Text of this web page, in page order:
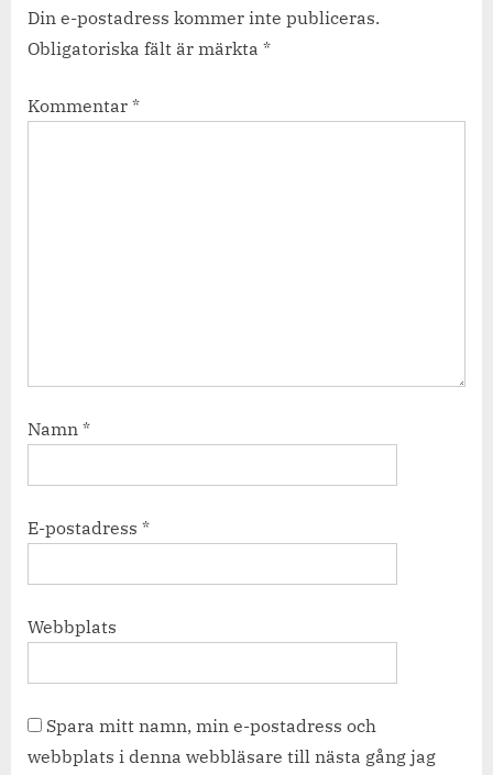
Din e-postadress kommer inte publiceras.
Obligatoriska fält är märkta *
Kommentar *
Namn *
E-postadress *
Webbplats
Spara mitt namn, min e-postadress och
webbplats i denna webbläsare till nästa gång jag